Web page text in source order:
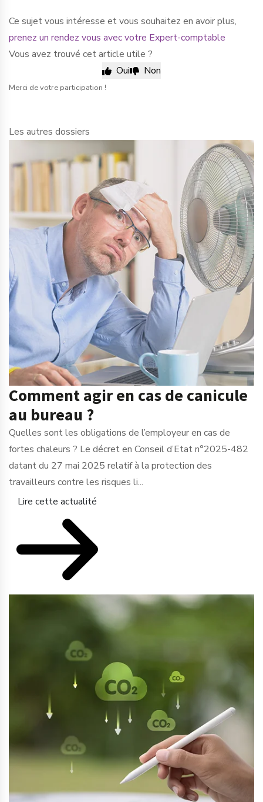
Ce sujet vous intéresse et vous souhaitez en avoir plus,
prenez un rendez vous avec votre Expert-comptable
Vous avez trouvé cet article utile ?
Oui
Non
Merci de votre participation !
Les autres dossiers
Comment agir en cas de canicule
au bureau ?
Quelles sont les obligations de l’employeur en cas de
fortes chaleurs ? Le décret en Conseil d’Etat n°2025-482
datant du 27 mai 2025 relatif à la protection des
travailleurs contre les risques li...
Lire cette actualité